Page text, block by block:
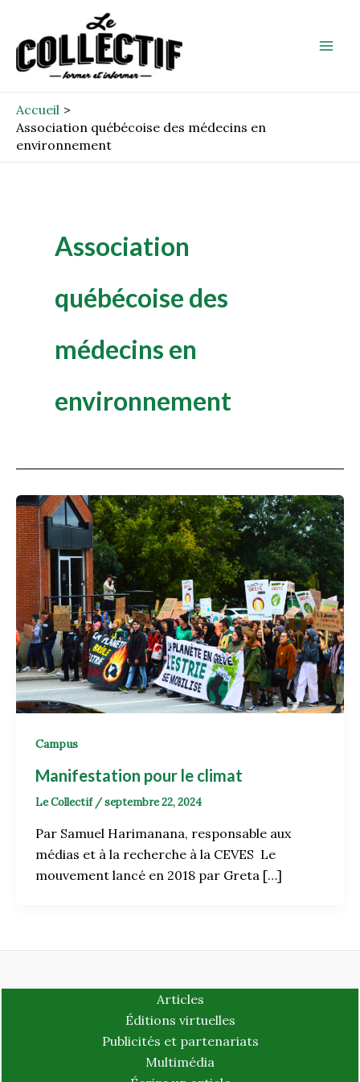
contenu
Accueil
Association québécoise des médecins en
environnement
Association
québécoise des
médecins en
environnement
Campus
Manifestation pour le climat
Le Collectif /septembre 22, 2024
Par Samuel Harimanana, responsable aux
médias et à la recherche à la CEVES Le
mouvement lancé en 2018 par Greta […]
Articles
Éditions virtuelles
Publicités et partenariats
Multimédia